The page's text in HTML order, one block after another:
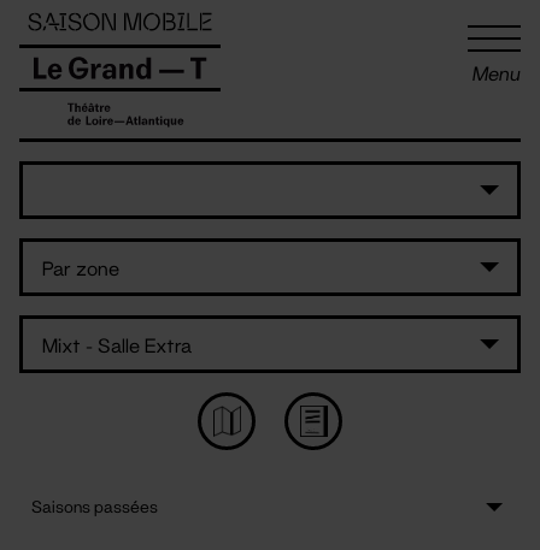
Menu
Panneau de gestion des cookies